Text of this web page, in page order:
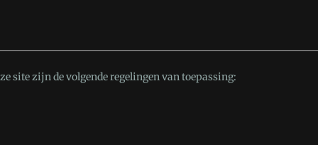
site zijn de volgende regelingen van toepassing: